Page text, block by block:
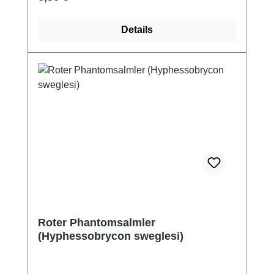
Details
Roter Phantomsalmler
(Hyphessobrycon sweglesi)